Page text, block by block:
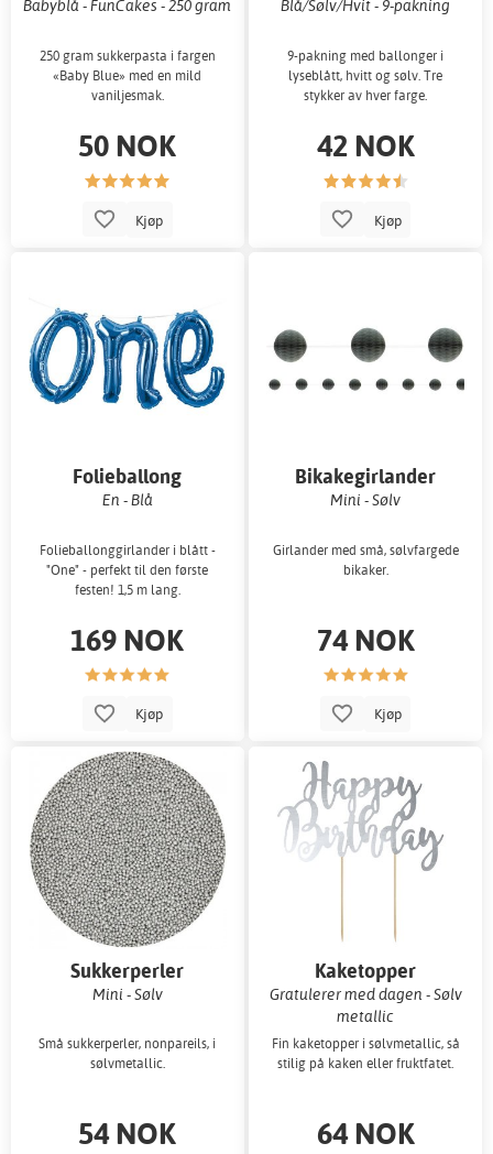
Babyblå - FunCakes - 250 gram
250 gram sukkerpasta i fargen
«Baby Blue» med en mild
vaniljesmak.
50 NOK
Kjøp
Blå/Sølv/Hvit - 9-pakning
9-pakning med ballonger i
lyseblått, hvitt og sølv. Tre
stykker av hver farge.
42 NOK
Kjøp
Folieballong
En - Blå
Folieballonggirlander i blått -
"One" - perfekt til den første
festen! 1,5 m lang.
169 NOK
Kjøp
Bikakegirlander
Mini - Sølv
Girlander med små, sølvfargede
bikaker.
74 NOK
Kjøp
Sukkerperler
Mini - Sølv
Små sukkerperler, nonpareils, i
sølvmetallic.
54 NOK
Kaketopper
Gratulerer med dagen - Sølv
metallic
Fin kaketopper i sølvmetallic, så
stilig på kaken eller fruktfatet.
64 NOK